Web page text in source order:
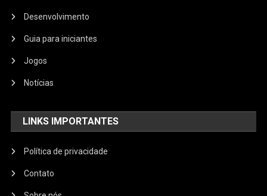
Desenvolvimento
Guia para iniciantes
Jogos
Notícias
LINKS IMPORTANTES
Política de privacidade
Contato